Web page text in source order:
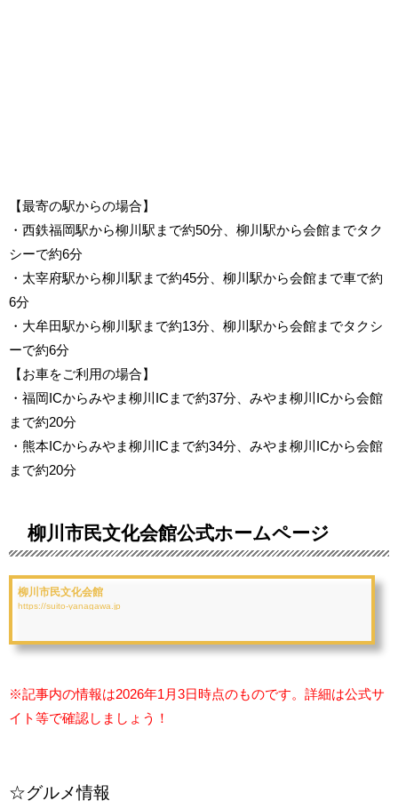
【最寄の駅からの場合】
・西鉄福岡駅から柳川駅まで約50分、柳川駅から会館までタク
シーで約6分
・太宰府駅から柳川駅まで約45分、柳川駅から会館まで車で約
6分
・大牟田駅から柳川駅まで約13分、柳川駅から会館までタクシ
ーで約6分
【お車をご利用の場合】
・福岡ICからみやま柳川ICまで約37分、みやま柳川ICから会館
まで約20分
・熊本ICからみやま柳川ICまで約34分、みやま柳川ICから会館
まで約20分
柳川市民文化会館公式ホームページ
柳川市民文化会館
https://suito-yanagawa.jp
※記事内の情報は2026年1月3日時点のものです。詳細は公式サ
イト等で確認しましょう！
☆グルメ情報